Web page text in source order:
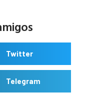
Twitter
Telegram